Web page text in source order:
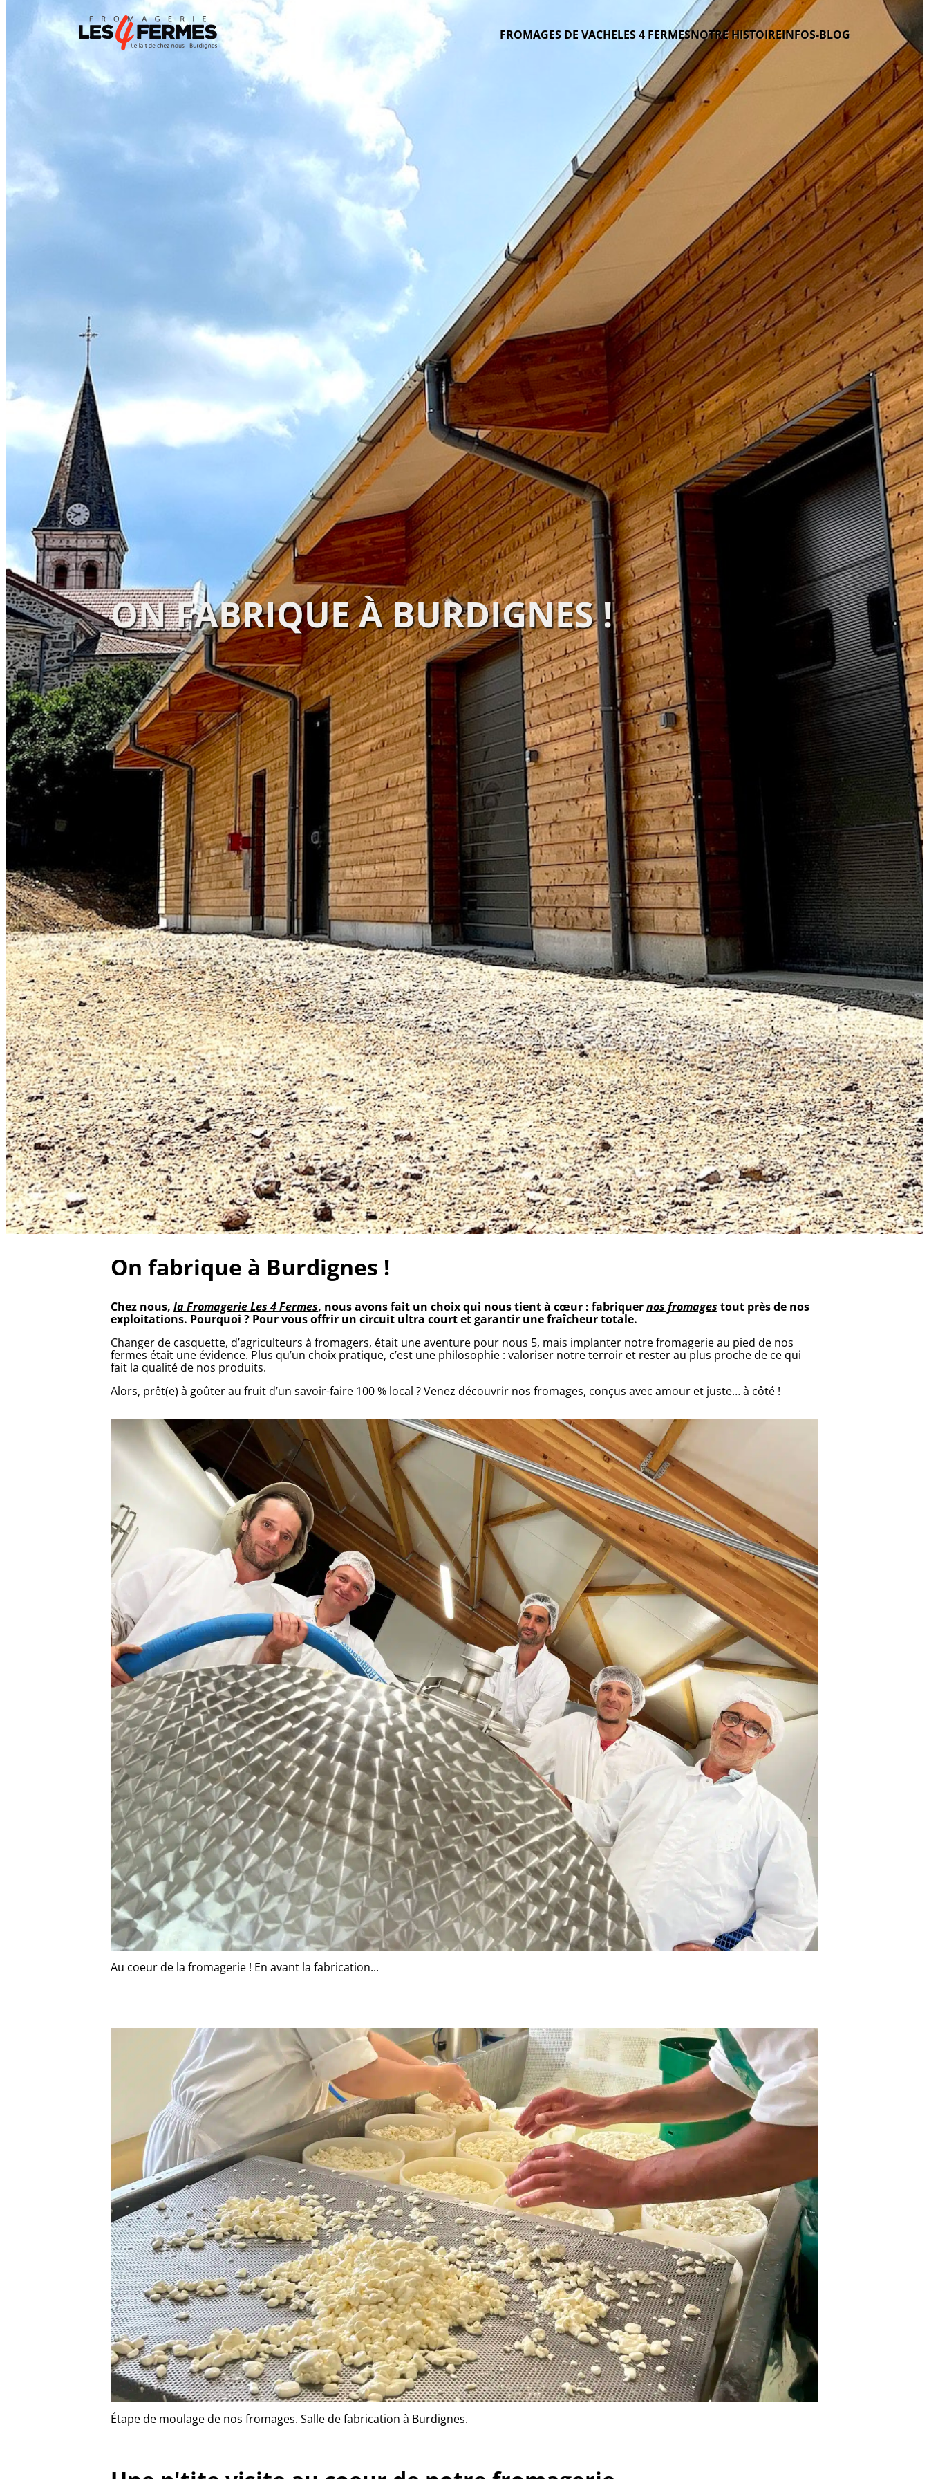
FROMAGES DE VACHELES 4 FERMESNOTRE HISTOIREINFOS-BLOG
ON FABRIQUE À BURDIGNES !
On fabrique à Burdignes !
Chez nous, la Fromagerie Les 4 Fermes, nous avons fait un choix qui nous tient à cœur : fabriquernos fromages tout près de nos
exploitations. Pourquoi ? Pour vous offrir un circuit ultra court et garantir une fraîcheur totale.
Changer de casquette, d’agriculteurs à fromagers, était une aventure pour nous 5, mais implanter notre fromagerie au pied de nos
fermes était une évidence. Plus qu’un choix pratique, c’est une philosophie : valoriser notre terroir et rester au plus proche de ce qui
fait la qualité de nos produits.
Alors, prêt(e) à goûter au fruit d’un savoir-faire 100 % local ? Venez découvrir nos fromages, conçus avec amour et juste… à côté !
Au coeur de la fromagerie ! En avant la fabrication...
Étape de moulage de nos fromages. Salle de fabrication à Burdignes.